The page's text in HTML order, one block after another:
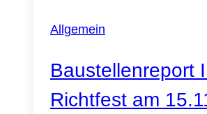
Allgemein
Baustellenreport
Richtfest am